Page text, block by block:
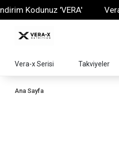
'VERA' Vera-X
Vera-x Serisi Takviyeler
Ana Sayfa